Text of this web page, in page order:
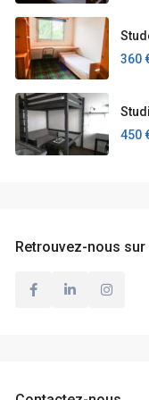
360
450
Retrouvez-nous